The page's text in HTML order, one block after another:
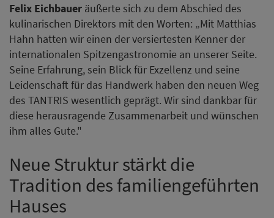
Felix Eichbauer äußerte sich zu dem Abschied des
kulinarischen Direktors mit den Worten: „Mit Matthias
Hahn hatten wir einen der versiertesten Kenner der
internationalen Spitzengastronomie an unserer Seite.
Seine Erfahrung, sein Blick für Exzellenz und seine
Leidenschaft für das Handwerk haben den neuen Weg
des TANTRIS wesentlich geprägt. Wir sind dankbar für
diese herausragende Zusammenarbeit und wünschen
ihm alles Gute."
Neue Struktur stärkt die
Tradition des familiengeführten
Hauses